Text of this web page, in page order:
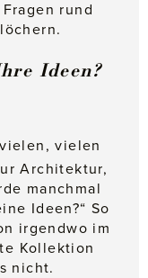
rund
Ideen?
vielen
Architektur,
manchmal
Ideen?“ So
irgendwo im
Kollektion
nicht.